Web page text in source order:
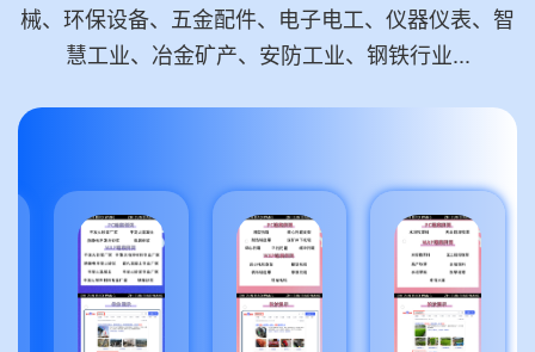
械、环保设备、五金配件、电子电工、仪器仪表、智
慧工业、冶金矿产、安防工业、钢铁行业...